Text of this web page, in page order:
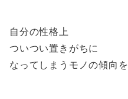
自分の性格上
ついつい置きがちに
なってしまうモノの傾向を